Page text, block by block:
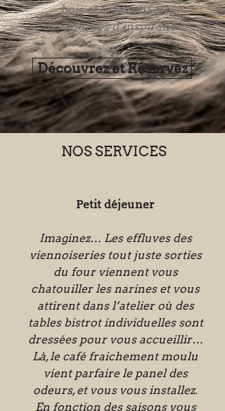
bois et le fer ont été
des sources d’inspiration.
Découvrez et Réservez
NOS SERVICES
Petit déjeuner
Imaginez… Les effluves des
viennoiseries tout juste sorties
du four viennent vous
chatouiller les narines et vous
attirent dans l’atelier où des
tables bistrot individuelles sont
dressées pour vous accueillir…
Là, le café fraichement moulu
vient parfaire le panel des
odeurs, et vous vous installez.
En fonction des saisons vous